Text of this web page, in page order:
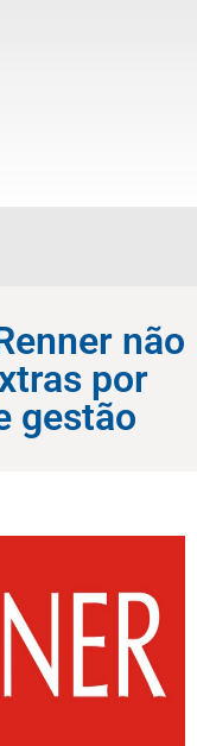
não
por
gestão